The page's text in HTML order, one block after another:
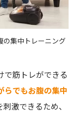
の集中トレーニング
で筋トレができる
らでもお腹の集中
激できるため、